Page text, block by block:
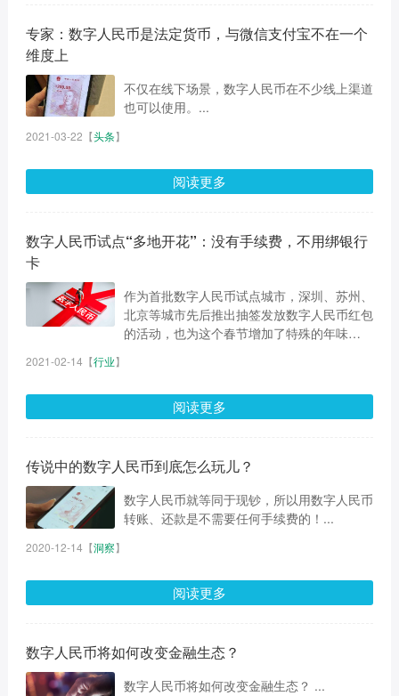
专家：数字人民币是法定货币，与微信支付宝不在一个
维度上
不仅在线下场景，数字人民币在不少线上渠道
也可以使用。...
2021-03-22 【头条】
阅读更多
数字人民币试点“多地开花”：没有手续费，不用绑银行
卡
作为首批数字人民币试点城市，深圳、苏州、
北京等城市先后推出抽签发放数字人民币红包
的活动，也为这个春节增加了特殊的年味
2021-02-14 【行业】
阅读更多
传说中的数字人民币到底怎么玩儿？
数字人民币就等同于现钞，所以用数字人民币
转账、还款是不需要任何手续费的！...
2020-12-14 【洞察】
阅读更多
数字人民币将如何改变金融生态？
数字人民币将如何改变金融生态？ ...